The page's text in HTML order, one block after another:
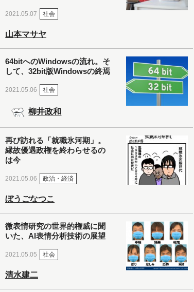
2021.05.07 社会
山本マサヤ
64bitへのWindowsの流れ。そ
して、32bit版Windowsの終焉
2021.05.06 社会
柳井政和
再び訪れる「就職氷河期」。
縁故優遇政権を終わらせるの
は今
2021.05.06 政治・経済
ぼうごなつこ
微表情研究の世界的権威に聞
いた、AI表情分析技術の展望
2021.05.05 社会
清水建二